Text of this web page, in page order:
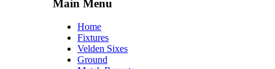
Main Menu
Home
Fixtures
Velden Sixes
Ground